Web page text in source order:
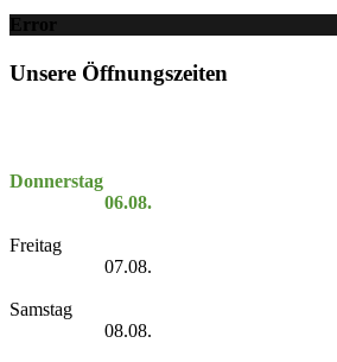
Error
Unsere Öffnungszeiten
Donnerstag
06.08.
Freitag
07.08.
Samstag
08.08.